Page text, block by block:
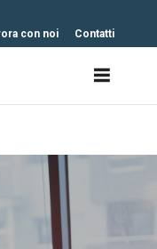
con noi Contatti